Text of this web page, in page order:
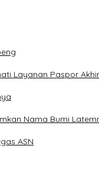
Layanan Paspor
Nama Bumi
ASN